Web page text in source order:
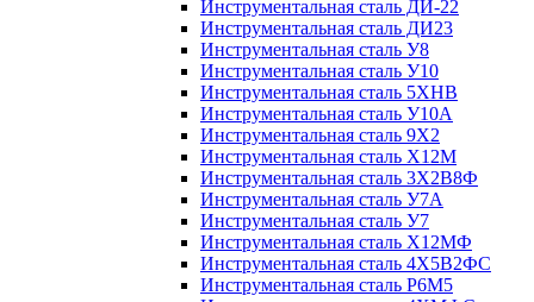
Инструментальная сталь ДИ-22
Инструментальная сталь ДИ23
Инструментальная сталь У8
Инструментальная сталь У10
Инструментальная сталь 5ХНВ
Инструментальная сталь У10А
Инструментальная сталь 9Х2
Инструментальная сталь Х12М
Инструментальная сталь 3Х2В8Ф
Инструментальная сталь У7А
Инструментальная сталь У7
Инструментальная сталь Х12МФ
Инструментальная сталь 4Х5В2ФС
Инструментальная сталь Р6М5